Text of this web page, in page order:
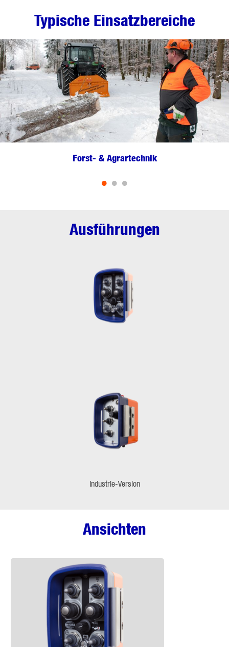
Typische Einsatzbereiche
Forst- & Agrartechnik
• • •
Ausführungen
Industrie-Version
Ansichten